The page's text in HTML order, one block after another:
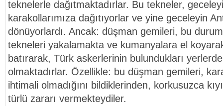
teknelerle dağıtmaktadırlar. Bu tekneler,
karakollarımıza dağıtıyorlar ve yine geceleyin
dönüyorlardı. Ancak: düşman gemileri, bu
tekneleri yakalamakta ve kumanyalara el
batırarak, Türk askerlerinin bulundukları
olmaktadırlar. Özellikle: bu düşman gemileri,
ihtimali olmadığını bildiklerinden, korkusuzca
türlü zararı vermekteydiler.